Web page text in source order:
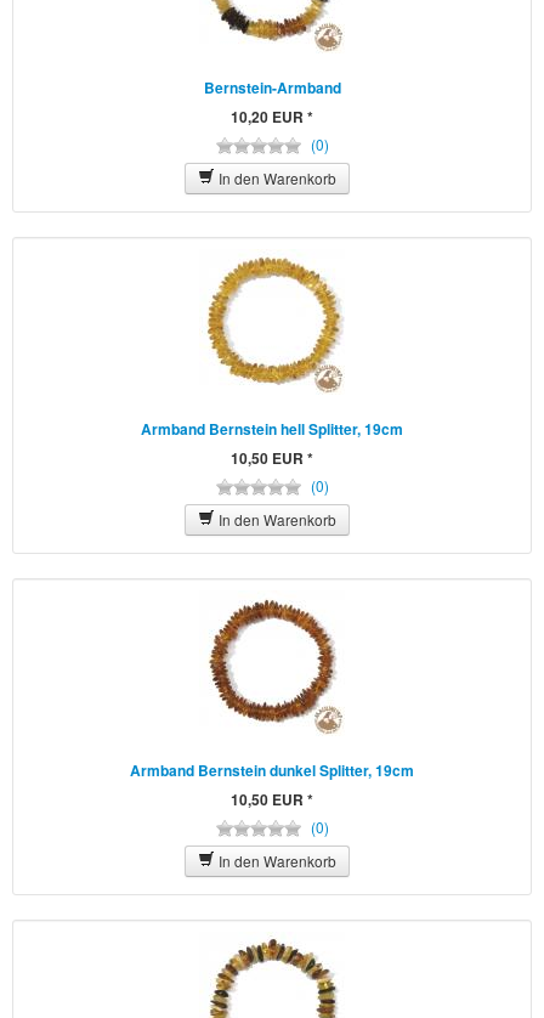
Bernstein-Armband
10,20 EUR *
(0)
In den Warenkorb
Armband Bernstein hell Splitter, 19cm
10,50 EUR *
(0)
In den Warenkorb
Armband Bernstein dunkel Splitter, 19cm
10,50 EUR *
(0)
In den Warenkorb